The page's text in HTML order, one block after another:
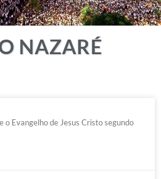
NAZARÉ
o Evangelho de Jesus Cristo segundo